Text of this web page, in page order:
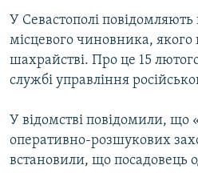
пошуку
ІНТЕРВ'Ю
ВСЕ ЗА ДЕНЬ
СПЕЦПРОЕКТИ
ВІДЕОУРОКИ «ELIFBE»
СВІДЧЕННЯ ОКУПАЦІЇ
Русский
У Севастополі
місцевого чиновника, якого
шахрайстві. Про це 15
службі управління
У відомстві повідомили, що
оперативно-розшукових
встановили, що посадовець